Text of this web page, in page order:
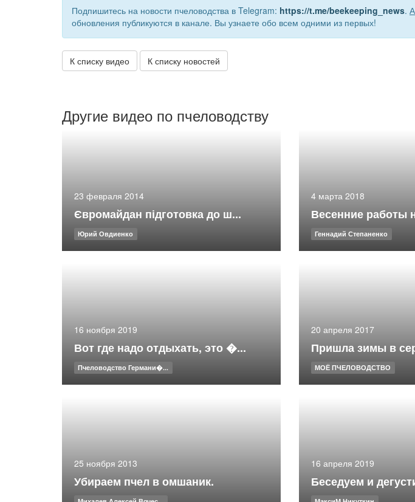
Подпишитесь на новости пчеловодства в Telegram: https://t.me/beekeeping_news.
обновления публикуются в канале. Вы узнаете обо всем одними из первых!
К списку видео К списку новостей
Другие видео по пчеловодству
23 февраля 2014
Євромайдан підготовка до ш...
Юрий Овдиенко
4 марта 2018
Весенние работы
Геннадий Степаненко
16 ноября 2019
Вот где надо отдыхать, это �...
Пчеловодство Германи�...
20 апреля 2017
Пришла зимы в
МОЁ ПЧЕЛОВОДСТВО
25 ноября 2013
Убираем пчел в омшаник.
16 апреля 2019
Беседуем и